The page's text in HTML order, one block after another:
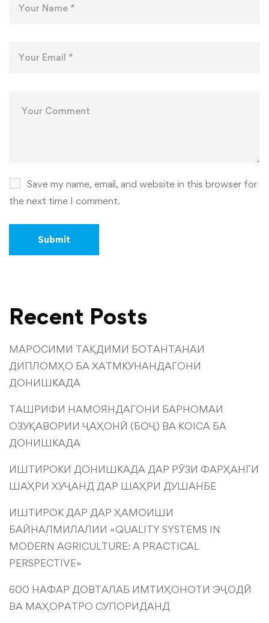
Save my name, email, and website in this browser for
the next time I comment.
Recent Posts
МАРОСИМИ ТАҚДИМИ БОТАНТАНАИ
ДИПЛОМҲО БА ХАТМКУНАНДАГОНИ
ДОНИШКАДА
ТАШРИФИ НАМОЯНДАГОНИ БАРНОМАИ
ОЗУҚАВОРИИ ҶАҲОНӢ (БОҶ) ВА KOICA БА
ДОНИШКАДА
ИШТИРОКИ ДОНИШКАДА ДАР РӮЗИ ФАРҲАНГИ
ШАҲРИ ХУҶАНД ДАР ШАҲРИ ДУШАНБЕ
ИШТИРОК ДАР ДАР ҲАМОИШИ
БАЙНАЛМИЛАЛИИ «QUALITY SYSTEMS IN
MODERN AGRICULTURE: A PRACTICAL
PERSPECTIVE»
600 НАФАР ДОВТАЛАБ ИМТИҲОНОТИ ЭҶОДӢ
ВА МАҲОРАТРО СУПОРИДАНД